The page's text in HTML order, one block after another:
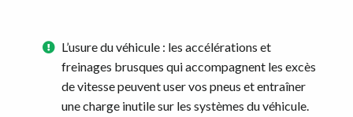
L’usure du véhicule : les accélérations et
freinages brusques qui accompagnent les excès
de vitesse peuvent user vos pneus et entraîner
une charge inutile sur les systèmes du véhicule.